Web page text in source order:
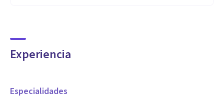
Experiencia
Especialidades